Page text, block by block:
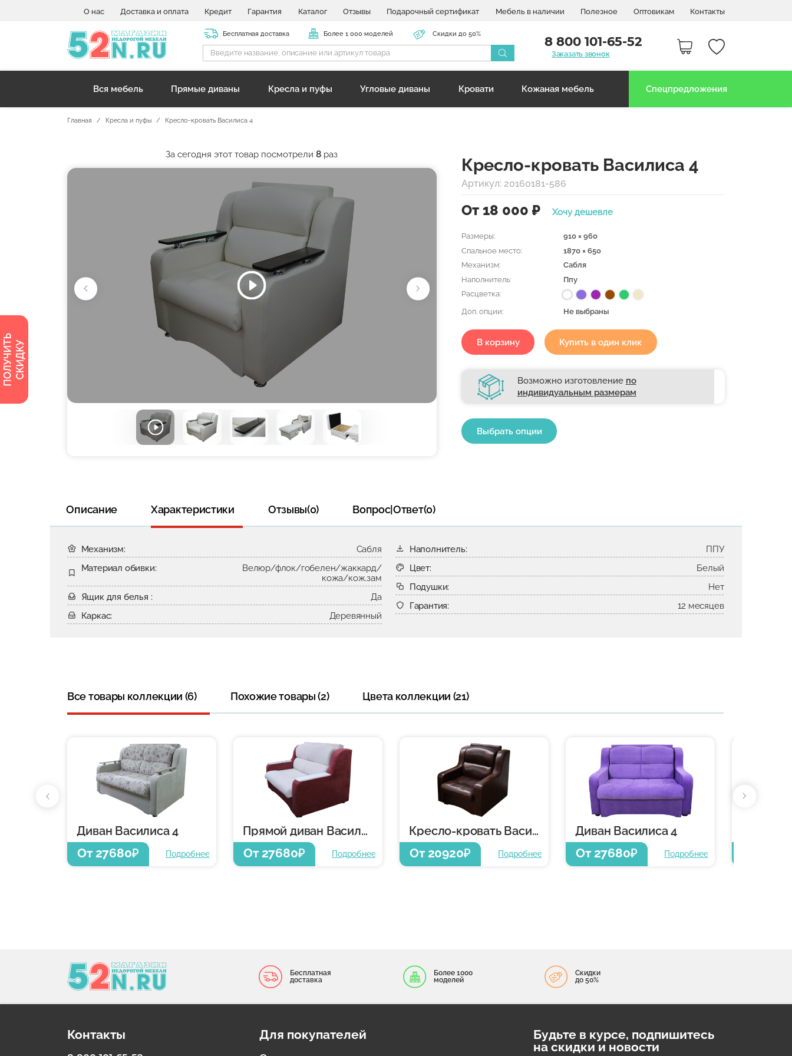
О нас Доставка и оплата Кредит Гарантия Каталог Отзывы Подарочный сертификат Мебель в наличии Полезное Оптовикам Контакты
Бесплатная доставка Более 1 000 моделей Скидки до 50%
8 800 101-65-52
Заказать звонок
Вся мебель Прямые диваны Кресла и пуфы Угловые диваны Кровати Кожаная мебель Спецпредложения
Главная Кресла и пуфы Кресло-кровать Василиса 4
За сегодня этот товар посмотрели8 раз
Кресло-кровать Василиса 4
Артикул: 20160181-586
От 18 000 ₽ Хочу дешевле
Размеры:
910 × 960
Спальное место:
1870 × 650
Механизм:
Сабля
Наполнитель:
Ппу
Расцветка:
Доп. опции:
Не выбраны
В корзину Купить в один клик
Возможно изготовление по
индивидуальным размерам
Выбрать опции
Описание Характеристики Отзывы(0) Вопрос|Ответ(0)
Механизм:
Сабля
Материал обивки:
Велюр/флок/гобелен/жаккард/
кожа/кож.зам
Ящик для белья :
Да
Каркас:
Деревянный
Наполнитель:
ППУ
Цвет:
Белый
Подушки:
Нет
Гарантия:
12 месяцев
Все товары коллекции (6) Похожие товары (2) Цвета коллекции (21)
Диван Василиса 4
От 27680₽ Подробнее
Прямой диван Василиса 4
От 27680₽ Подробнее
Кресло-кровать Василиса 4
От 20920₽ Подробнее
Диван Василиса 4
От 27680₽ Подробнее
Бесплатная
доставка
Более 1000
моделей
Скидки
до 50%
Контакты Для покупателей
Будьте в курсе, подпишитесь
на скидки и новости